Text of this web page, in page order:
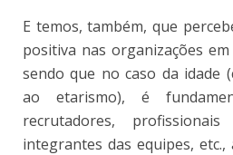
E temos, também, que
positiva nas organizações
sendo que no caso da idade
ao etarismo), é
recrutadores,
integrantes das equipes,